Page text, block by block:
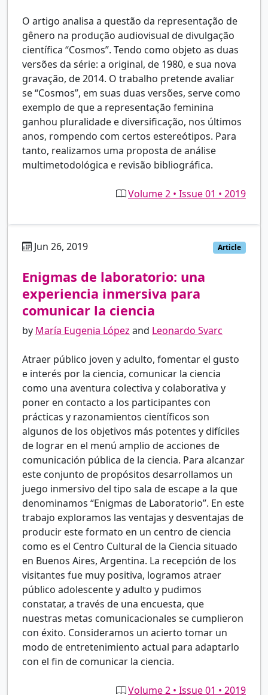
O artigo analisa a questão da representação de
gênero na produção audiovisual de divulgação
científica “Cosmos”. Tendo como objeto as duas
versões da série: a original, de 1980, e sua nova
gravação, de 2014. O trabalho pretende avaliar
se “Cosmos”, em suas duas versões, serve como
exemplo de que a representação feminina
ganhou pluralidade e diversificação, nos últimos
anos, rompendo com certos estereótipos. Para
tanto, realizamos uma proposta de análise
multimetodológica e revisão bibliográfica.
Volume 2 • Issue 01 • 2019
Jun 26, 2019 Article
Enigmas de laboratorio: una
experiencia inmersiva para
comunicar la ciencia
by María Eugenia López and Leonardo Svarc
Atraer público joven y adulto, fomentar el gusto
e interés por la ciencia, comunicar la ciencia
como una aventura colectiva y colaborativa y
poner en contacto a los participantes con
prácticas y razonamientos científicos son
algunos de los objetivos más potentes y difíciles
de lograr en el menú amplio de acciones de
comunicación pública de la ciencia. Para alcanzar
este conjunto de propósitos desarrollamos un
juego inmersivo del tipo sala de escape a la que
denominamos “Enigmas de Laboratorio”. En este
trabajo exploramos las ventajas y desventajas de
producir este formato en un centro de ciencia
como es el Centro Cultural de la Ciencia situado
en Buenos Aires, Argentina. La recepción de los
visitantes fue muy positiva, logramos atraer
público adolescente y adulto y pudimos
constatar, a través de una encuesta, que
nuestras metas comunicacionales se cumplieron
con éxito. Consideramos un acierto tomar un
modo de entretenimiento actual para adaptarlo
con el fin de comunicar la ciencia.
Volume 2 • Issue 01 • 2019